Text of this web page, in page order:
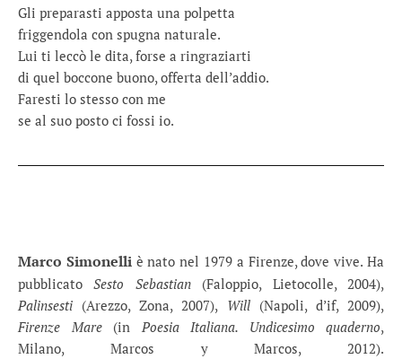
Gli preparasti apposta una polpetta
friggendola con spugna naturale.
Lui ti leccò le dita, forse a ringraziarti
di quel boccone buono, offerta dell’addio.
Faresti lo stesso con me
se al suo posto ci fossi io.
Marco Simonelliè nato nel 1979 a Firenze, dove vive. Ha
pubblicatoSesto Sebastian(Faloppio, Lietocolle, 2004),
Palinsesti (Arezzo, Zona, 2007), Will(Napoli, d’if, 2009),
Firenze Mare(in Poesia Italiana. Undicesimo quaderno,
Milano, Marcos y Marcos, 2012).